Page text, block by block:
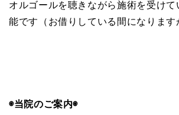
オルゴールを聴きながら施術を受け
能です（お借りしている間になります
◉当院のご案内◉